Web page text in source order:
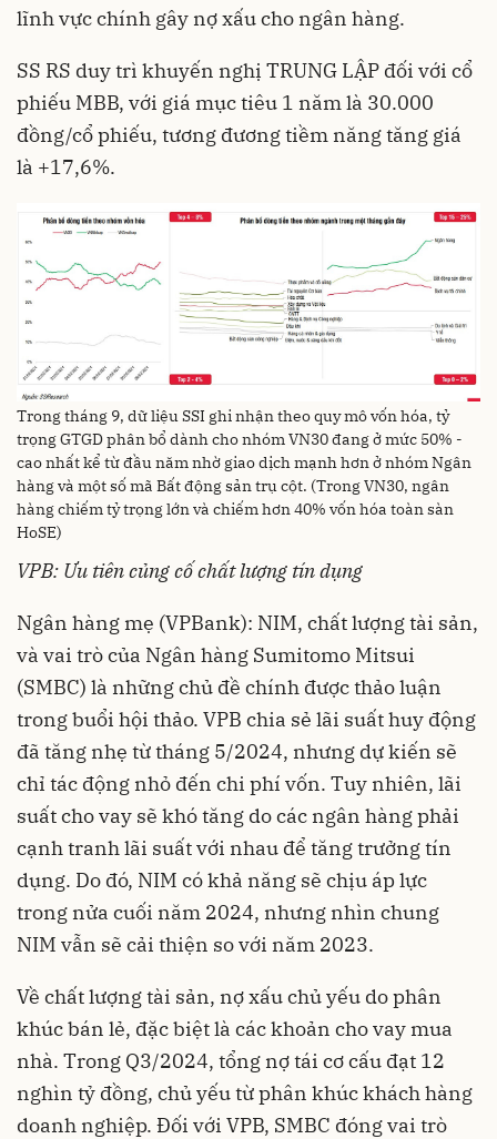
lĩnh vực chính gây nợ xấu cho ngân hàng.
SS RS duy trì khuyến nghị TRUNG LẬP đối với cổ
phiếu MBB, với giá mục tiêu 1 năm là 30.000
đồng/cổ phiếu, tương đương tiềm năng tăng giá
là +17,6%.
Trong tháng 9, dữ liệu SSI ghi nhận theo quy mô vốn hóa, tỷ
trọng GTGD phân bổ dành cho nhóm VN30 đang ở mức 50% -
cao nhất kể từ đầu năm nhờ giao dịch mạnh hơn ở nhóm Ngân
hàng và một số mã Bất động sản trụ cột. (Trong VN30, ngân
hàng chiếm tỷ trọng lớn và chiếm hơn 40% vốn hóa toàn sàn
HoSE)
VPB: Ưu tiên củng cố chất lượng tín dụng
Ngân hàng mẹ (VPBank): NIM, chất lượng tài sản,
và vai trò của Ngân hàng Sumitomo Mitsui
(SMBC) là những chủ đề chính được thảo luận
trong buổi hội thảo. VPB chia sẻ lãi suất huy động
đã tăng nhẹ từ tháng 5/2024, nhưng dự kiến sẽ
chỉ tác động nhỏ đến chi phí vốn. Tuy nhiên, lãi
suất cho vay sẽ khó tăng do các ngân hàng phải
cạnh tranh lãi suất với nhau để tăng trưởng tín
dụng. Do đó, NIM có khả năng sẽ chịu áp lực
trong nửa cuối năm 2024, nhưng nhìn chung
NIM vẫn sẽ cải thiện so với năm 2023.
Về chất lượng tài sản, nợ xấu chủ yếu do phân
khúc bán lẻ, đặc biệt là các khoản cho vay mua
nhà. Trong Q3/2024, tổng nợ tái cơ cấu đạt 12
nghìn tỷ đồng, chủ yếu từ phân khúc khách hàng
doanh nghiệp. Đối với VPB, SMBC đóng vai trò